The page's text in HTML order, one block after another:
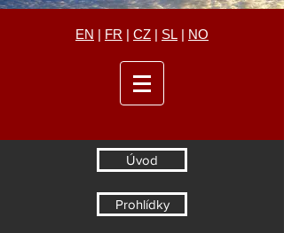
EN | FR | CZ | SL | NO
Úvod
Prohlídky